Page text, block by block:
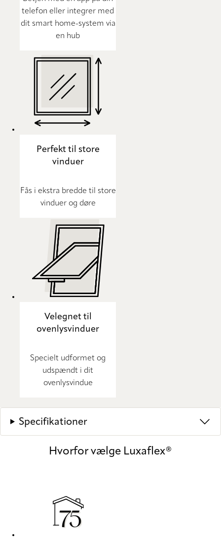
telefon eller integrer med
dit smart home-system via
en hub
Perfekt til store
vinduer
Fås i ekstra bredde til store
vinduer og døre
Velegnet til
ovenlysvinduer
Specielt udformet og
udspændt i dit
ovenlysvindue
Specifikationer
Hvorfor vælge Luxaflex®